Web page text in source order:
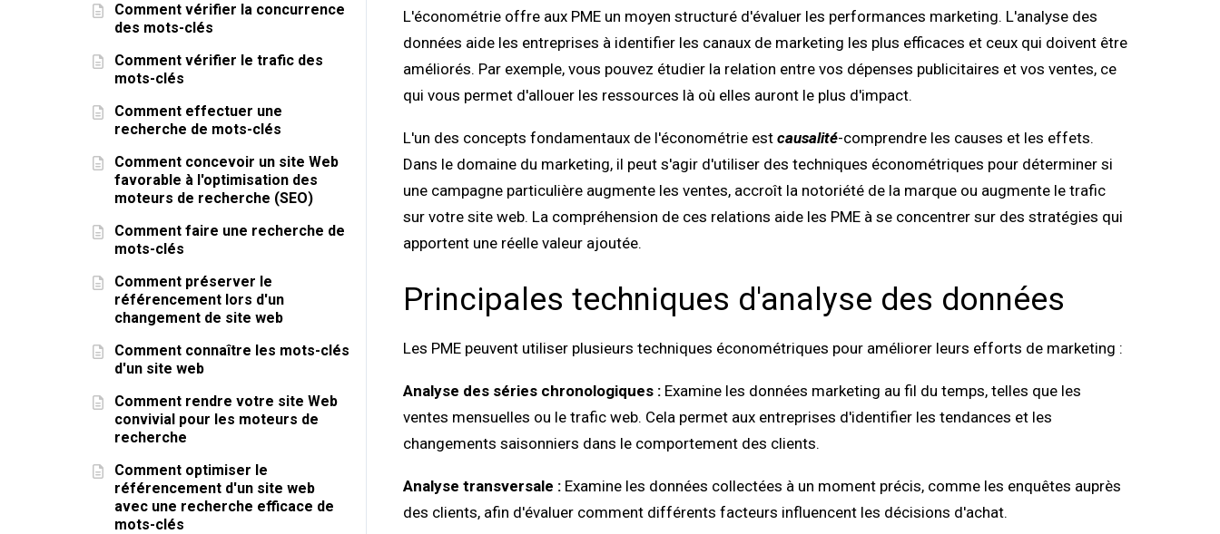
Comment vérifier la concurrence
des mots-clés
Comment vérifier le trafic des
mots-clés
Comment effectuer une
recherche de mots-clés
Comment concevoir un site Web
favorable à l'optimisation des
moteurs de recherche (SEO)
Comment faire une recherche de
mots-clés
Comment préserver le
référencement lors d'un
changement de site web
Comment connaître les mots-clés
d'un site web
Comment rendre votre site Web
convivial pour les moteurs de
recherche
Comment optimiser le
référencement d'un site web
avec une recherche efficace de
mots-clés
L'économétrie offre aux PME un moyen structuré d'évaluer les performances marketing. L'analyse des
données aide les entreprises à identifier les canaux de marketing les plus efficaces et ceux qui doivent être
améliorés. Par exemple, vous pouvez étudier la relation entre vos dépenses publicitaires et vos ventes, ce
qui vous permet d'allouer les ressources là où elles auront le plus d'impact.
L'un des concepts fondamentaux de l'économétrie est causalité-comprendre les causes et les effets.
Dans le domaine du marketing, il peut s'agir d'utiliser des techniques économétriques pour déterminer si
une campagne particulière augmente les ventes, accroît la notoriété de la marque ou augmente le trafic
sur votre site web. La compréhension de ces relations aide les PME à se concentrer sur des stratégies qui
apportent une réelle valeur ajoutée.
Principales techniques d'analyse des données
Les PME peuvent utiliser plusieurs techniques économétriques pour améliorer leurs efforts de marketing :
Analyse des séries chronologiques : Examine les données marketing au fil du temps, telles que les
ventes mensuelles ou le trafic web. Cela permet aux entreprises d'identifier les tendances et les
changements saisonniers dans le comportement des clients.
Analyse transversale : Examine les données collectées à un moment précis, comme les enquêtes auprès
des clients, afin d'évaluer comment différents facteurs influencent les décisions d'achat.